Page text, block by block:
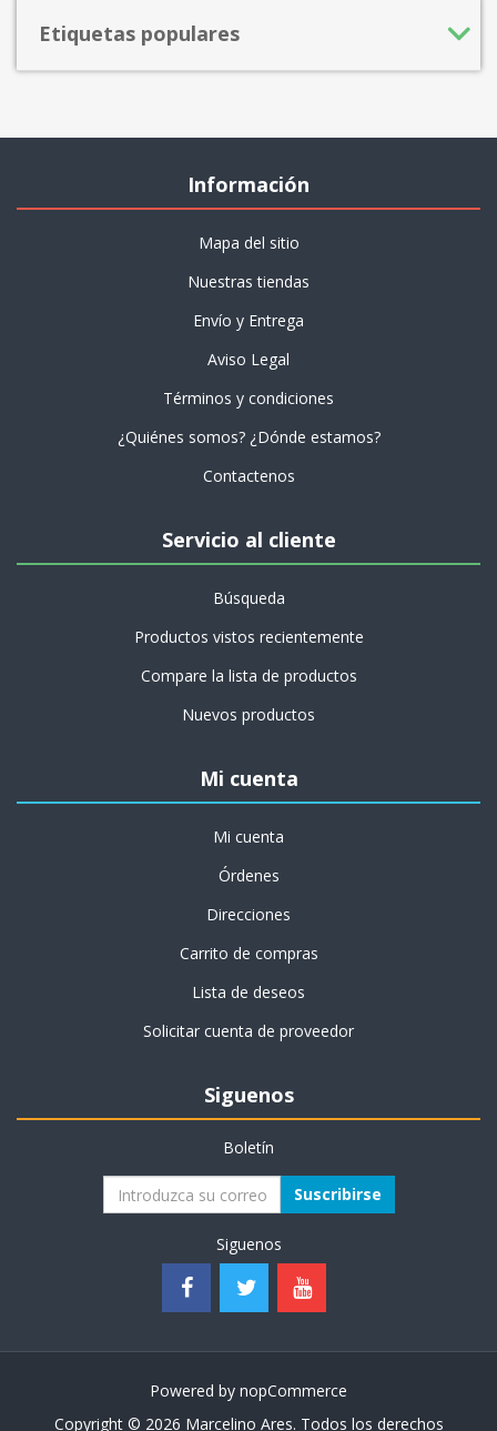
Etiquetas populares
Información
Mapa del sitio
Nuestras tiendas
Envío y Entrega
Aviso Legal
Términos y condiciones
¿Quiénes somos? ¿Dónde estamos?
Contactenos
Servicio al cliente
Búsqueda
Productos vistos recientemente
Compare la lista de productos
Nuevos productos
Mi cuenta
Mi cuenta
Órdenes
Direcciones
Carrito de compras
Lista de deseos
Solicitar cuenta de proveedor
Siguenos
Boletín
Suscribirse
Siguenos
Powered by nopCommerce
Copyright © 2026 Marcelino Ares. Todos los derechos